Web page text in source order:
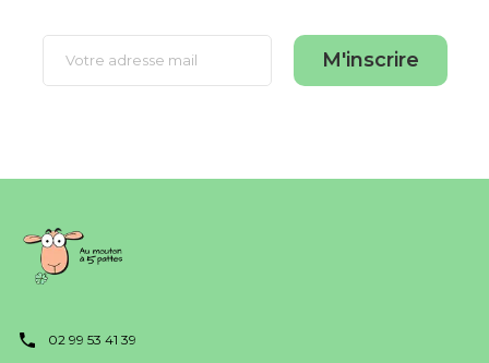
M'inscrire
02 99 53 41 39